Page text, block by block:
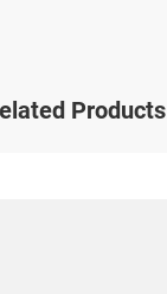
Products